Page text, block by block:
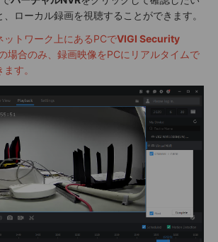
ローカル録画を視聴することができます。
ットワーク上にあるPCでVIGI Security
場合のみ、録画映像をPCにリアルタイムで
す。